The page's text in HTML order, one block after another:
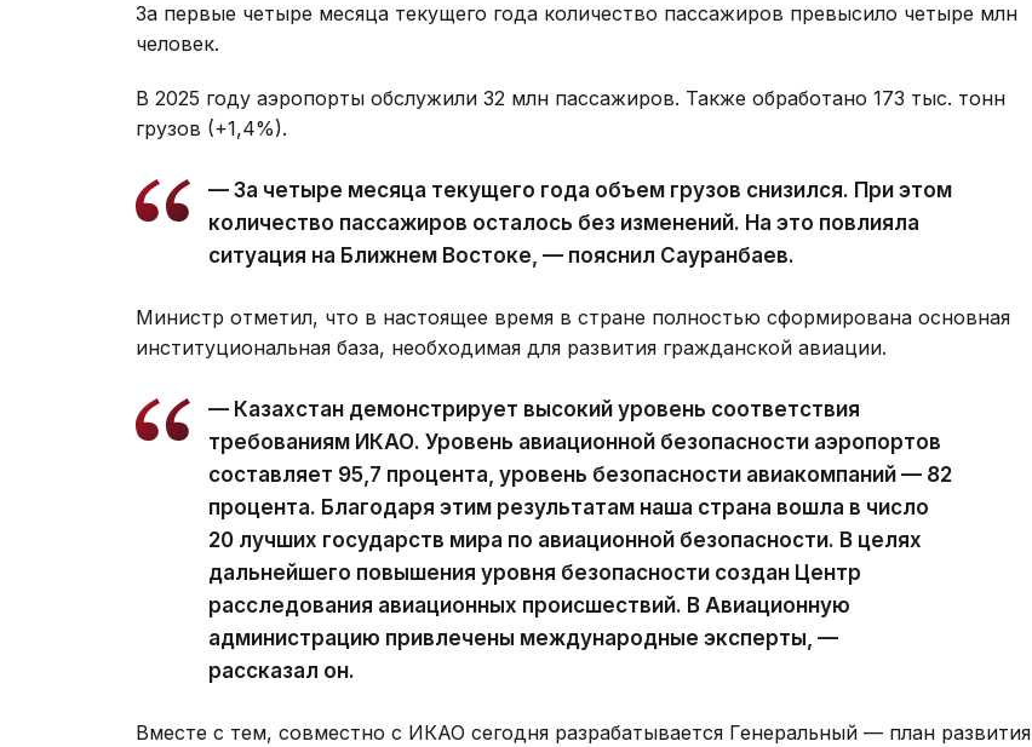
За первые четыре месяца текущего года количество пассажиров превысило четыре млн
человек.
В 2025 году аэропорты обслужили 32 млн пассажиров. Также обработано 173 тыс. тонн
грузов (+1,4%).
— За четыре месяца текущего года объем грузов снизился. При этом
количество пассажиров осталось без изменений. На это повлияла
ситуация на Ближнем Востоке, — пояснил Сауранбаев.
Министр отметил, что в настоящее время в стране полностью сформирована основная
институциональная база, необходимая для развития гражданской авиации.
— Казахстан демонстрирует высокий уровень соответствия
требованиям ИКАО. Уровень авиационной безопасности аэропортов
составляет 95,7 процента, уровень безопасности авиакомпаний — 82
процента. Благодаря этим результатам наша страна вошла в число
20 лучших государств мира по авиационной безопасности. В целях
дальнейшего повышения уровня безопасности создан Центр
расследования авиационных происшествий. В Авиационную
администрацию привлечены международные эксперты, —
рассказал он.
Вместе с тем, совместно с ИКАО сегодня разрабатывается Генеральный — план развития